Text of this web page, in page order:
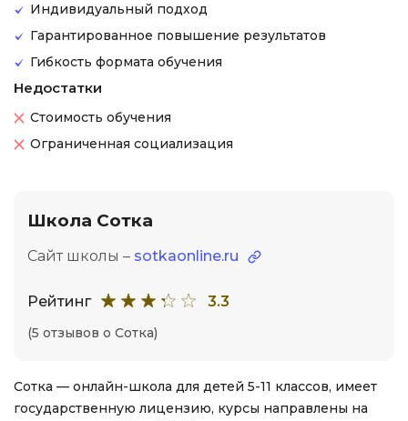
Индивидуальный подход
Гарантированное повышение результатов
Гибкость формата обучения
Недостатки
Стоимость обучения
Ограниченная социализация
Школа Сотка
Сайт школы – sotkaonline.ru
Рейтинг 3.3
(5 отзывов о Сотка)
Сотка — онлайн-школа для детей 5-11 классов, имеет
государственную лицензию, курсы направлены на